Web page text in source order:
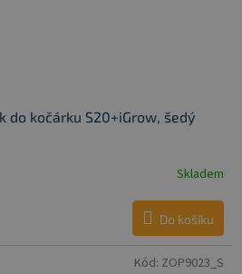
do kočárku S20+iGrow, šedý
Skladem
Do košíku
Kód: ZOP9023_S